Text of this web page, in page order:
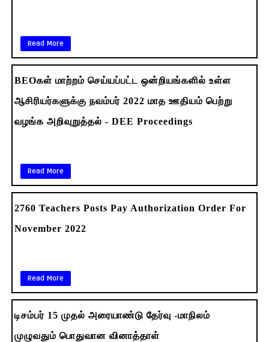
Read More
BEOகள் மாற்றம்‌ செய்யப்பட்ட ஒன்றியங்களில் உள்ள
ஆசிரியர்களுக்கு நவம்பர்‌ 2022 மாத ஊதியம்‌ பெற்று
வழங்க அறிவுறுத்தல் - DEE Proceedings
Read More
2760 Teachers Posts Pay Authorization Order For
November 2022
Read More
டிசம்பர் 15 முதல் அரையாண்டு தேர்வு -மாநிலம்
முழுவதும் பொதுவான வினாத்தாள்